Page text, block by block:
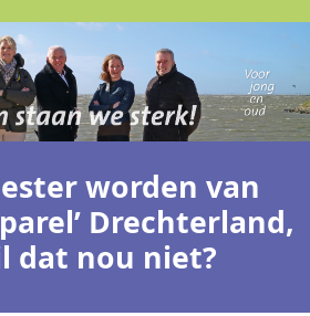
worden van
Drechterland,
dat nou niet?